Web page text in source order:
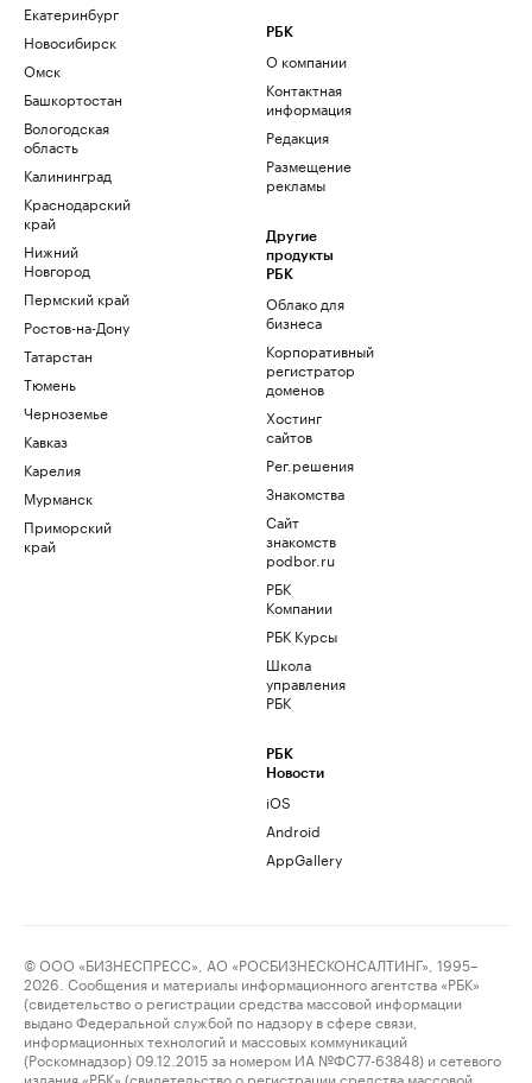
Екатеринбург
Новосибирск
Омск
Башкортостан
Вологодская
область
Калининград
Краснодарский
край
Нижний
Новгород
Пермский край
Ростов-на-Дону
Татарстан
Тюмень
Черноземье
Кавказ
Карелия
Мурманск
Приморский
край
РБК
О компании
Контактная
информация
Редакция
Размещение
рекламы
Другие
продукты
РБК
Облако для
бизнеса
Корпоративный
регистратор
доменов
Хостинг
сайтов
Рег.решения
Знакомства
Сайт
знакомств
podbor.ru
РБК
Компании
РБК Курсы
Школа
управления
РБК
РБК
Новости
iOS
Android
AppGallery
© ООО «БИЗНЕСПРЕСС», АО «РОСБИЗНЕСКОНСАЛТИНГ», 1995–
2026. Сообщения и материалы информационного агентства «РБК»
(свидетельство о регистрации средства массовой информации
выдано Федеральной службой по надзору в сфере связи,
информационных технологий и массовых коммуникаций
(Роскомнадзор) 09.12.2015 за номером ИА №ФС77-63848) и сетевого
издания «РБК» (свидетельство о регистрации средства массовой